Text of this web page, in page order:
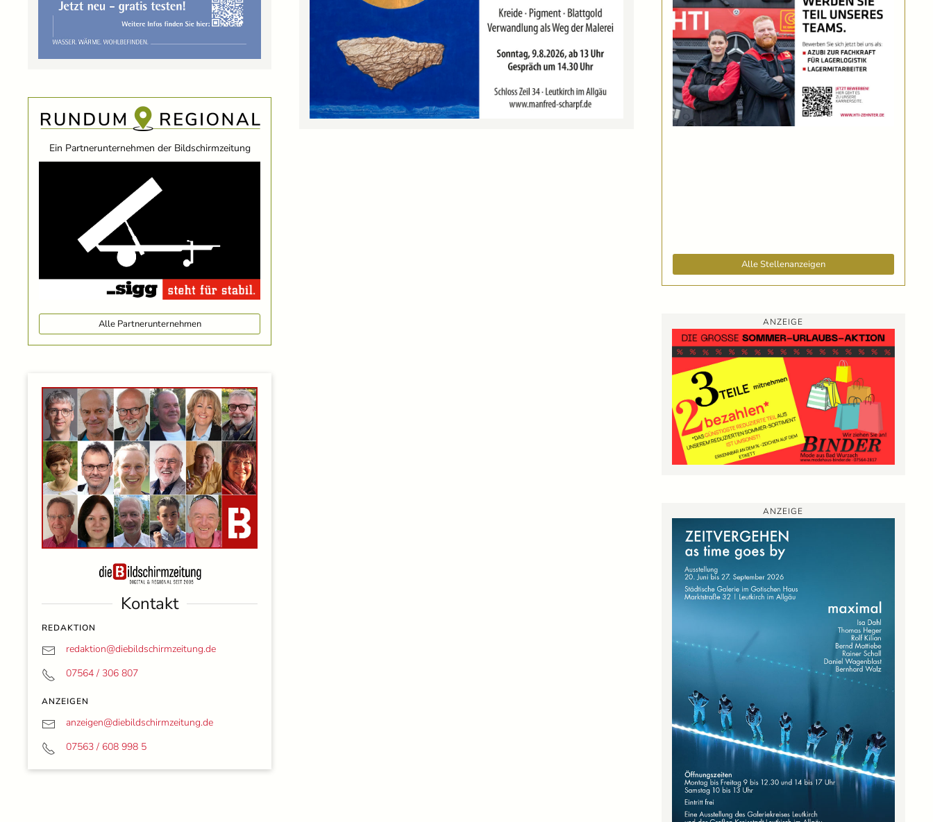
Ein Partnerunternehmen der Bildschirmzeitung
Alle Partnerunternehmen
Kontakt
REDAKTION
redaktion@diebildschirmzeitung.de
07564 / 306 807
ANZEIGEN
anzeigen@diebildschirmzeitung.de
07563 / 608 998 5
Alle Stellenanzeigen
ANZEIGE
ANZEIGE